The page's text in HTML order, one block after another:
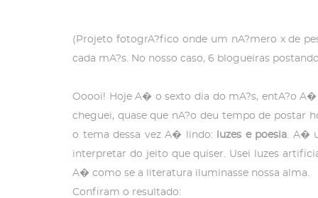
(Projeto fotogrA?fico onde um nA?mero x de
cada mA?s. No nosso caso, 6 blogueiras
Ooooi! Hoje A� o sexto dia do mA?s, entA?o
cheguei, quase que nA?o deu tempo de postar
o tema dessa vez A� lindo:
luzes e poesia . A�
interpretar do jeito que quiser. Usei luzes
A� como se a literatura iluminasse nossa alma.
Confiram o resultado: